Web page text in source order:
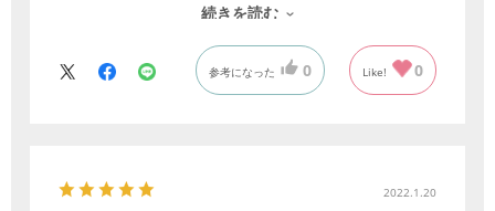
べるせいか 食欲旺盛な私でもお茶碗半分くらいで 満
腹感が。。お通じもよくなり購入して良かったです！
ちょっと高価なので 時々購入して デトックスと便秘
続きを読む
参考になった 0 Like! 0
2022.1.20